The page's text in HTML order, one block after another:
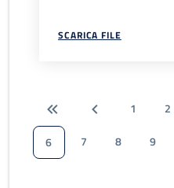
SCARICA FILE
1 2
6
7 8 9